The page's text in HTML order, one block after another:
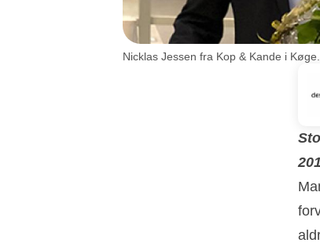
Nicklas Jessen fra Kop & Kande i